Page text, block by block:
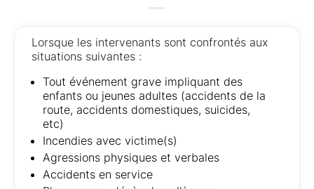
Lorsque les intervenants sont confrontés aux
situations suivantes :
Tout événement grave impliquant des
enfants ou jeunes adultes (accidents de la
route, accidents domestiques, suicides,
etc)
Incendies avec victime(s)
Agressions physiques et verbales
Accidents en service